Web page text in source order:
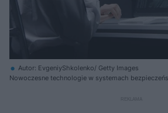
Autor: EvgeniyShkolenko/ Getty Images
Nowoczesne technologie w systemach
sprawdza się w miejscach, gdzie tradycyjne metody